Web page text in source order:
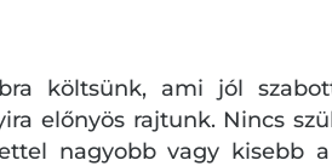
költsünk, ami jól
előnyös rajtunk. Nincs
nagyobb vagy kisebb